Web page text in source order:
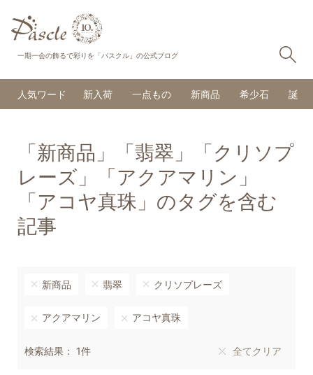
一期一会の飾るで彩りを「パスクル」の公式ブログ
人気ワード 新入荷 一点もの 新商品 希少石 誕生
「新商品」「翡翠」「クリソプ
レーズ」「アクアマリン」
「アコヤ真珠」のタグを含む
記事
新商品 翡翠 クリソプレーズ
アクアマリン アコヤ真珠
検索結果： 1件 全てクリア